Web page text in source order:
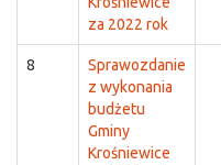
za 2022 rok
8
Sprawozdanie
z wykonania
budżetu
Gminy
Krośniewice